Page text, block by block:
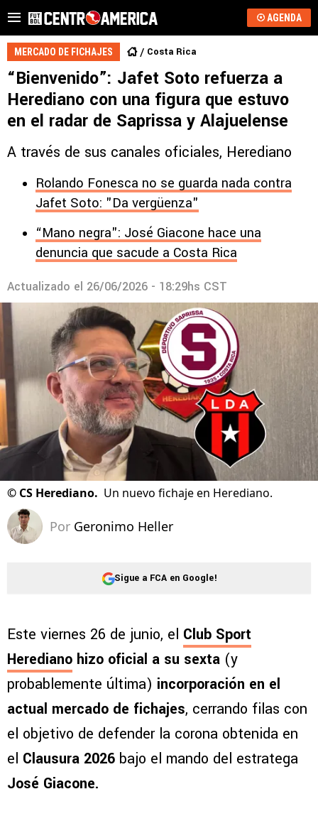
AGENDA
MERCADO DE FICHAJES Costa Rica
“Bienvenido”: Jafet Soto refuerza a
Herediano con una figura que estuvo
en el radar de Saprissa y Alajuelense
A través de sus canales oficiales, Herediano
Rolando Fonesca no se guarda nada contra
Jafet Soto: "Da vergüenza"
“Mano negra": José Giacone hace una
denuncia que sacude a Costa Rica
Actualizado el 26/06/2026 - 18:29hs CST
© CS Herediano. Un nuevo fichaje en Herediano.
Por Geronimo Heller
Sigue a FCA en Google!
Este viernes 26 de junio, el Club Sport
Herediano hizo oficial a su sexta (y
probablemente última) incorporación en el
actual mercado de fichajes, cerrando filas con
el objetivo de defender la corona obtenida en
el Clausura 2026 bajo el mando del estratega
José Giacone.